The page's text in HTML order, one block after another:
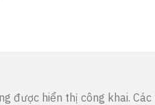
được hiển thị công khai.